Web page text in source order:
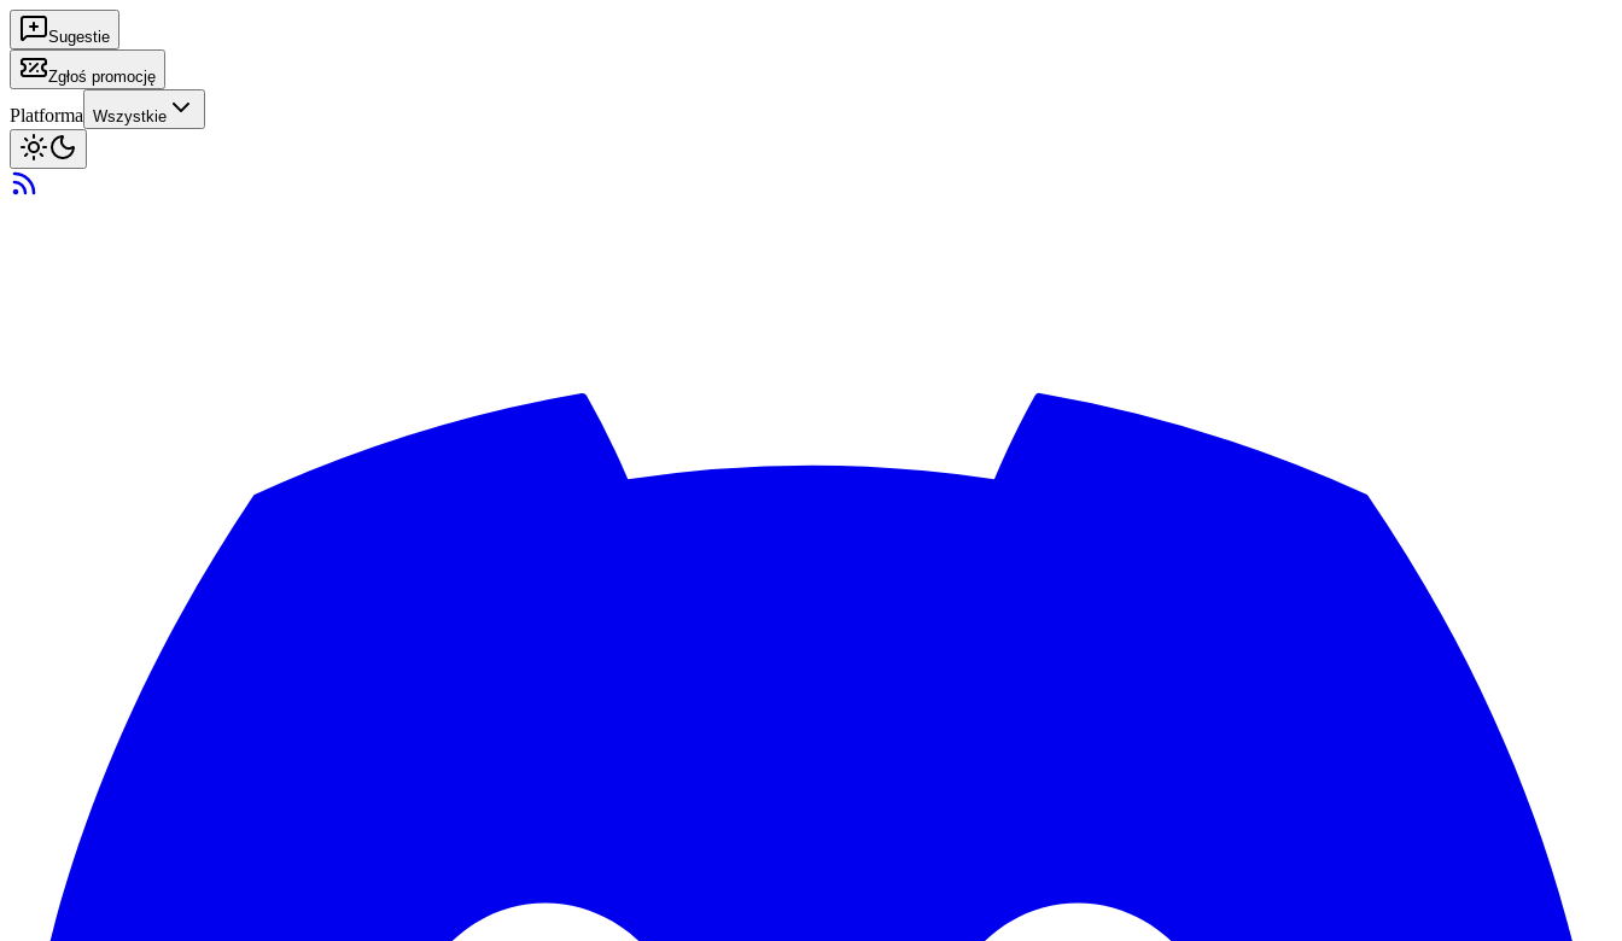
Sugestie
Zgłoś promocję
Platforma Wszystkie